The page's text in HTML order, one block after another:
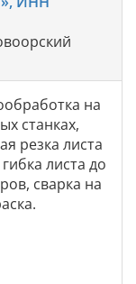
на
станках,
резка листа
листа до
сварка на